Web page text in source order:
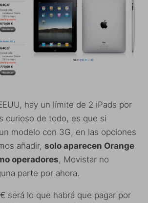
hay un límite de 2 iPads por
curioso de todo, es que si
modelo con 3G, en las opciones
añadir, solo aparecen Orange
operadores, Movistar no
parte por ahora.
será lo que habrá que pagar por